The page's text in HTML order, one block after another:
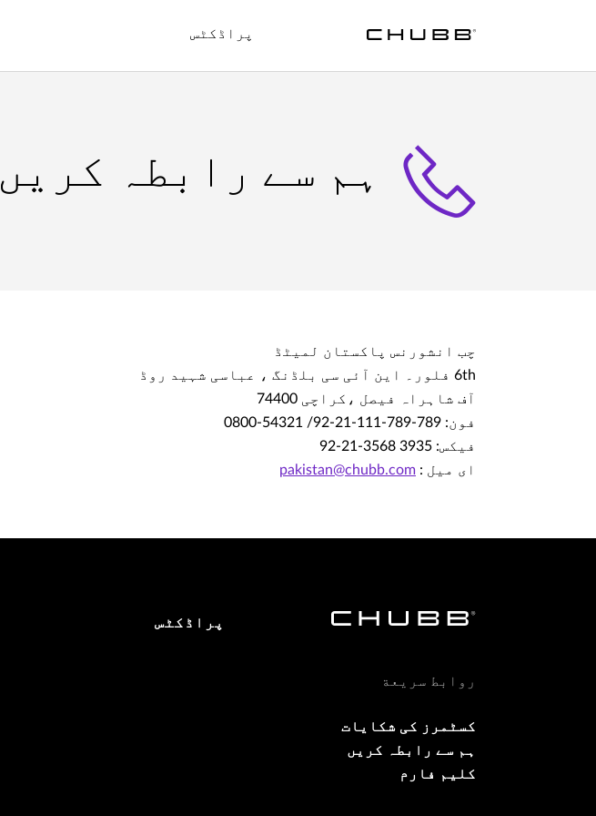
پراڈکٹس
ہم سے رابطہ کریں
چب انشورنس پاکستان لمیٹڈ
6th فلور۔ این آئی سی بلڈنگ ، عباسی شہید روڈ
آف شاہراہ فیصل ،کراچی 74400
فون: 789-789-111-21-92/ 54321-0800
فیکس: 3935 3568-21-92
ای میل : pakistan@chubb.com
روابط سريعة
کسٹمرز کی شکایات
ہم سے رابطہ کریں
کلیم فارم
پراڈکٹس